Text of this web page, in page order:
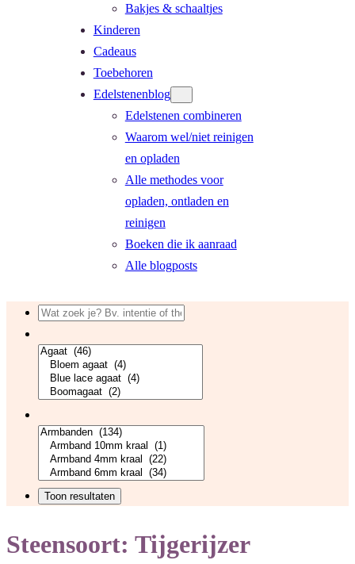
Bakjes & schaaltjes
Kinderen
Cadeaus
Toebehoren
Edelstenenblog
Edelstenen combineren
Waarom wel/niet reinigen
en opladen
Alle methodes voor
opladen, ontladen en
reinigen
Boeken die ik aanraad
Alle blogposts
Steensoort: Tijgerijzer